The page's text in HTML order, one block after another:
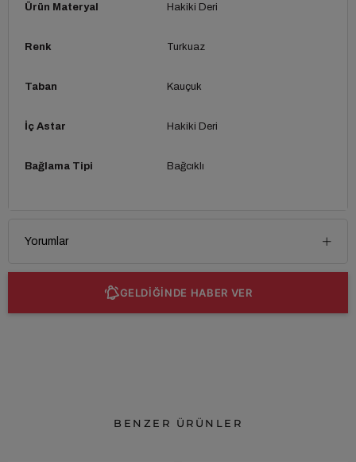
Ürün Materyal Hakiki Deri
Renk Turkuaz
Taban Kauçuk
İç Astar Hakiki Deri
Bağlama Tipi Bağcıklı
Yorumlar
GELDİĞİNDE HABER VER
BENZER ÜRÜNLER